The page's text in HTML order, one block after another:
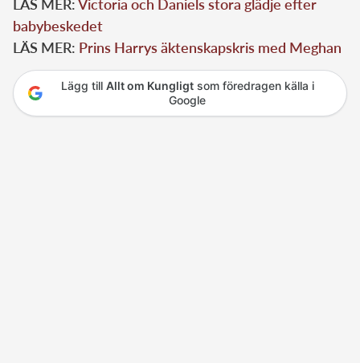
LÄS MER:Victoria och Daniels stora glädje efter
babybeskedet
LÄS MER: Prins Harrys äktenskapskris med Meghan
Lägg till Allt om Kungligtsom föredragen källa i
Google